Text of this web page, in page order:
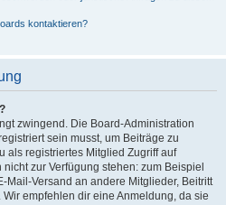
kontaktieren?
zwingend. Die Board-Administration
sein musst, um Beiträge zu
als registriertes Mitglied Zugriff auf
zur Verfügung stehen: zum Beispiel
Mail-Versand an andere Mitglieder, Beitritt
empfehlen dir eine Anmeldung, da sie